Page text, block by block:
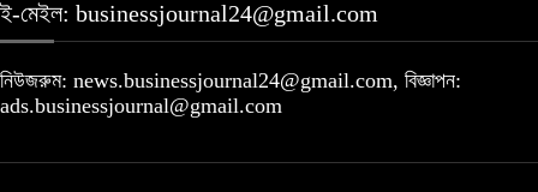
ই-মেইল: businessjournal24@gmail.com
নিউজরুম: news.businessjournal24@gmail.com, বিজ্ঞাপন:
ads.businessjournal@gmail.com